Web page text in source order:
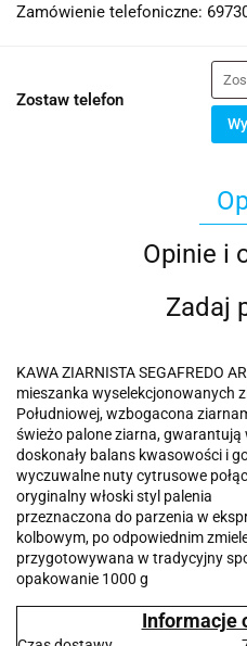
Zamówienie telefoniczne:
Zostaw telefon
Opinie i
Zadaj
KAWA ZIARNISTA SEGAFREDO
mieszanka wyselekcjonowanych
Południowej, wzbogacona
świeżo palone ziarna, gwarantują
doskonały balans kwasowości i
wyczuwalne nuty cytrusowe
oryginalny włoski styl palenia
przeznaczona do parzenia w
kolbowym, po odpowiednim
przygotowywana w tradycyjny
opakowanie 1000 g
Informacje